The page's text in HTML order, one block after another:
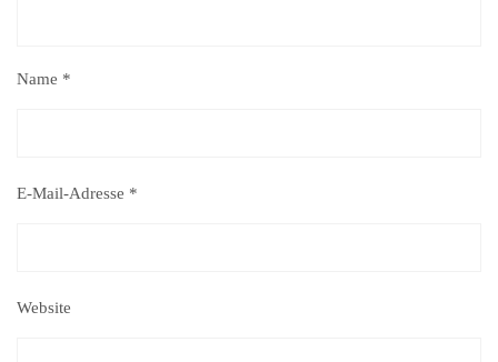
Name *
E-Mail-Adresse *
Website